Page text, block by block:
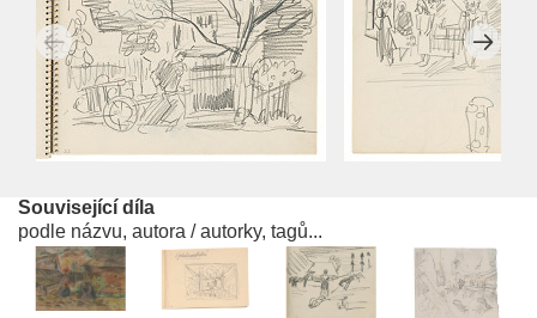
Související díla
podle názvu, autora / autorky, tagů...